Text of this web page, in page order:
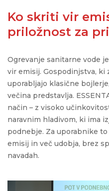
Ko skriti vir
priložnost za
Ogrevanje sanitarne vode
vir emisij. Gospodinjstva, ki
uporabljajo klasične
večina predstavlja.
način – z visoko
naravnim hladivom, ki ima
podnebje. Za uporabnike
emisij in več udobja, brez
navadah.